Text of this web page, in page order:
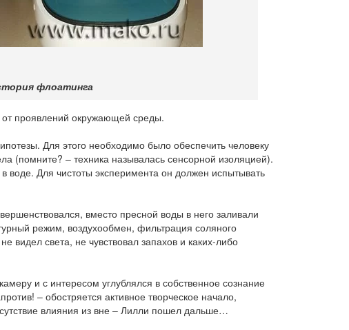
флоатинга
от проявлений окружающей среды.
Для этого необходимо было обеспечить человеку
(помните? – техника называлась сенсорной изоляцией).
воде. Для чистоты эксперимента он должен испытывать
вместо пресной воды в него заливали
режим, воздухообмен, фильтрация соляного
видел света, не чувствовал запахов и каких-либо
и с интересом углублялся в собственное сознание
– обостряется активное творческое начало,
влияния из вне – Лилли пошел дальше…